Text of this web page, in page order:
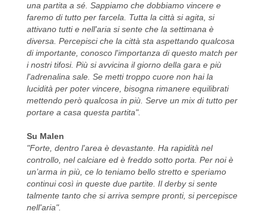
una partita a sé. Sappiamo che dobbiamo vincere e
faremo di tutto per farcela. Tutta la città si agita, si
attivano tutti e nell'aria si sente che la settimana è
diversa. Percepisci che la città sta aspettando qualcosa
di importante, conosco l'importanza di questo match per
i nostri tifosi. Più si avvicina il giorno della gara e più
l'adrenalina sale. Se metti troppo cuore non hai la
lucidità per poter vincere, bisogna rimanere equilibrati
mettendo però qualcosa in più. Serve un mix di tutto per
portare a casa questa partita".
Su Malen
"Forte, dentro l'area è devastante. Ha rapidità nel
controllo, nel calciare ed è freddo sotto porta. Per noi è
un’arma in più, ce lo teniamo bello stretto e speriamo
continui così in queste due partite. Il derby si sente
talmente tanto che si arriva sempre pronti, si percepisce
nell'aria".